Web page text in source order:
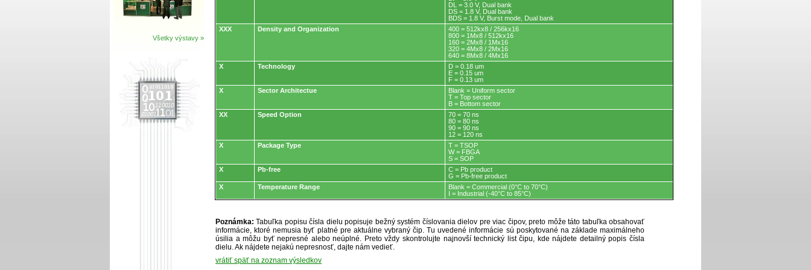
Všetky výstavy »
DL = 3.0 V, Dual bank
DS = 1.8 V, Dual bank
BDS = 1.8 V, Burst mode, Dual bank
XXX
Density and Organization
400 = 512kx8 / 256kx16
800 = 1Mx8 / 512kx16
160 = 2Mx8 / 1Mx16
320 = 4Mx8 / 2Mx16
640 = 8Mx8 / 4Mx16
X
Technology
D = 0.18 um
E = 0.15 um
F = 0.13 um
X
Sector Architectue
Blank = Uniform sector
T = Top sector
B = Bottom sector
XX
Speed Option
70 = 70 ns
80 = 80 ns
90 = 90 ns
12 = 120 ns
X
Package Type
T = TSOP
W = FBGA
S = SOP
X
Pb-free
C = Pb product
G = Pb-free product
X
Temperature Range
Blank = Commercial (0°C to 70°C)
I = Industrial (-40°C to 85°C)
Poznámka: Tabuľka popisu čísla dielu popisuje bežný systém číslovania dielov pre viac čipov, preto môže táto tabuľka obsahovať
informácie, ktoré nemusia byť platné pre aktuálne vybraný čip. Tu uvedené informácie sú poskytované na základe maximálneho
úsilia a môžu byť nepresné alebo neúplné. Preto vždy skontrolujte najnovší technický list čipu, kde nájdete detailný popis čísla
dielu. Ak nájdete nejakú nepresnosť, dajte nám vedieť.
vrátiť späť na zoznam výsledkov